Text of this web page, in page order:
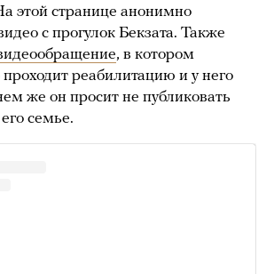
этой странице анонимно
с прогулок Бекзата. Также
, в котором
проходит реабилитацию и у него
же он просит не публиковать
семье.